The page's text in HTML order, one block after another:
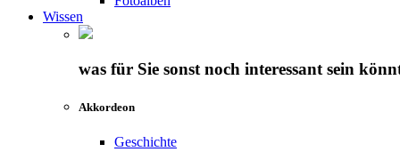
Wissen
was für Sie sonst noch interessant sein
Akkordeon
Geschichte